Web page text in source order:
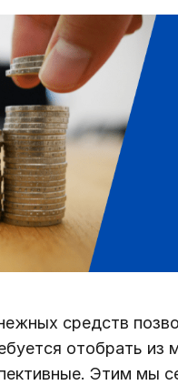
средств
отобрать из
Этим мы